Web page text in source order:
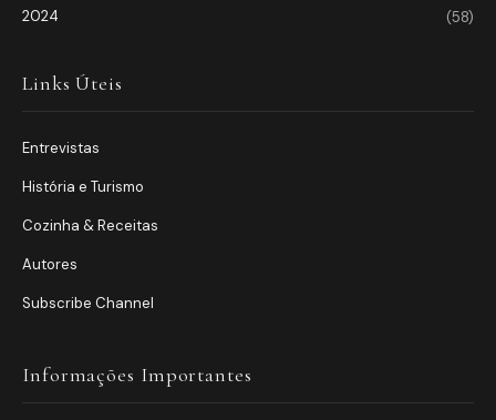
2024
(58)
Links Úteis
Entrevistas
História e Turismo
Cozinha & Receitas
Autores
Subscribe Channel
Informações Importantes